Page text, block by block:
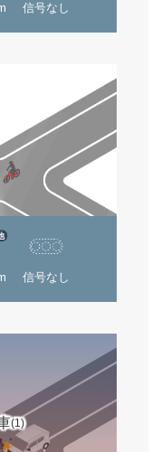
信号なし
信号なし
(1)